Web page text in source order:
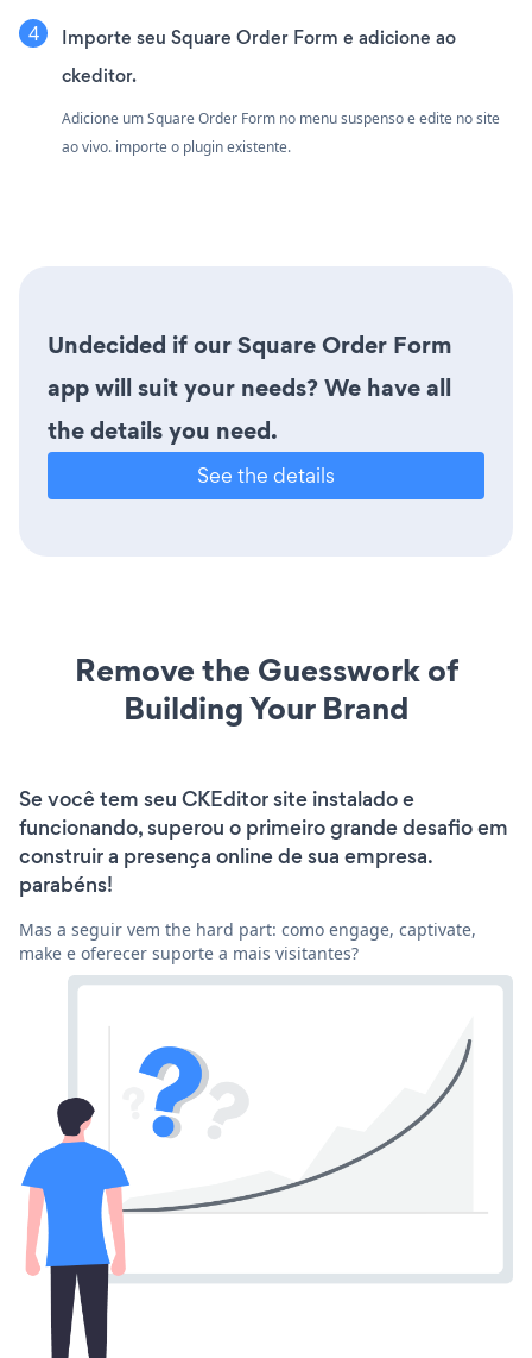
Importe seu Square Order Form e adicione ao
ckeditor.
Adicione um Square Order Form no menu suspenso e edite no site
ao vivo. importe o plugin existente.
Undecided if our Square Order Form
app will suit your needs? We have all
the details you need.
See the details
Remove the Guesswork of
Building Your Brand
Se você tem seu CKEditor site instalado e
funcionando, superou o primeiro grande desafio em
construir a presença online de sua empresa.
parabéns!
Mas a seguir vem the hard part: como engage, captivate,
make e oferecer suporte a mais visitantes?